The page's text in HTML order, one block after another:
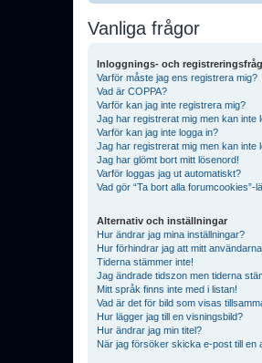
Vanliga frågor
Inloggnings- och
Varför måste jag ens registrera mig?
Vad är COPPA?
Varför kan jag inte registrera mig?
Jag har registrerat mig men kan inte
Varför kan jag inte logga in?
Jag har registrerat mig men kan inte
Jag har glömt bort mitt lösenord!
Varför loggas jag ut automatiskt?
Vad gör “Ta bort alla forumcookies”-
Alternativ och inställningar
Hur ändrar jag mina inställningar?
Hur förhindrar jag att mitt
Tiderna stämmer inte!
Jag ändrade tidszon men tiderna
Mitt språk finns inte med i listan!
Vad är det för bild som visas
Hur lägger jag till en visningsbild?
Hur ändrar jag min titel?
När jag försöker skicka e-post till en